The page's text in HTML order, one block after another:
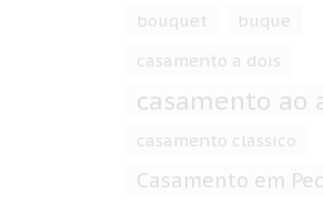
bouquet
buque
casamento a dois
casamento ao
casamento clássico
Casamento em